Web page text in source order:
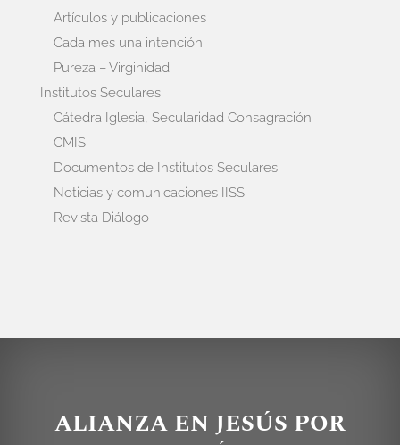
Artículos y publicaciones
Cada mes una intención
Pureza – Virginidad
Institutos Seculares
Cátedra Iglesia, Secularidad Consagración
CMIS
Documentos de Institutos Seculares
Noticias y comunicaciones IISS
Revista Diálogo
ALIANZA EN JESÚS POR